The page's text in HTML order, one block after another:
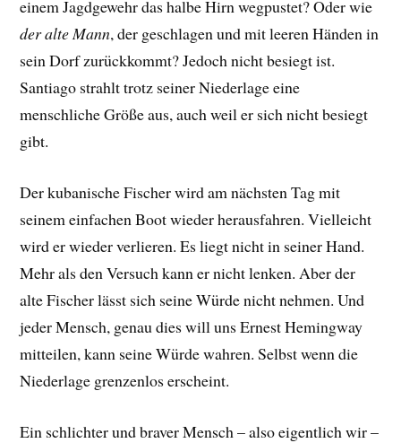
einem Jagdgewehr das halbe Hirn wegpustet? Oderwie
der alte Mann, der geschlagen und mit leeren Händen in
sein Dorf zurückkommt? Jedoch nicht besiegt ist.
Santiago strahlt trotz seiner Niederlage eine
menschliche Größe aus, auch weil er sich nicht besiegt
gibt.
Der kubanische Fischer wird am nächsten Tag mit
seinem einfachen Boot wieder herausfahren. Vielleicht
wird er wieder verlieren. Es liegt nicht in seiner Hand.
Mehr als den Versuch kann er nicht lenken. Aber der
alte Fischer lässt sich seine Würde nicht nehmen. Und
jeder Mensch, genau dies will uns Ernest Hemingway
mitteilen, kann seine Würde wahren. Selbst wenn die
Niederlage grenzenlos erscheint.
Ein schlichter und braver Mensch – also eigentlich wir –